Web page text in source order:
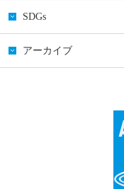
SDGs
アーカイブ